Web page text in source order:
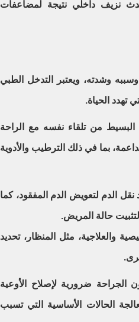
نزيف داخلي نتيجة لمضاعفات
وشدته، ويعتبر التدخل الطبي
تهدد الحياة.
البسيط من تلقاء نفسه مع الراحة
بما في ذلك الترطيب والأدوية
نقل الدم لتعويض الدم المفقود، كما
حالة المريض.
والعلاجية، مثل المنظار، تحديد
الجراحة ضرورية لإصلاح الأوعية
معالجة الحالات الأساسية التي تسبب